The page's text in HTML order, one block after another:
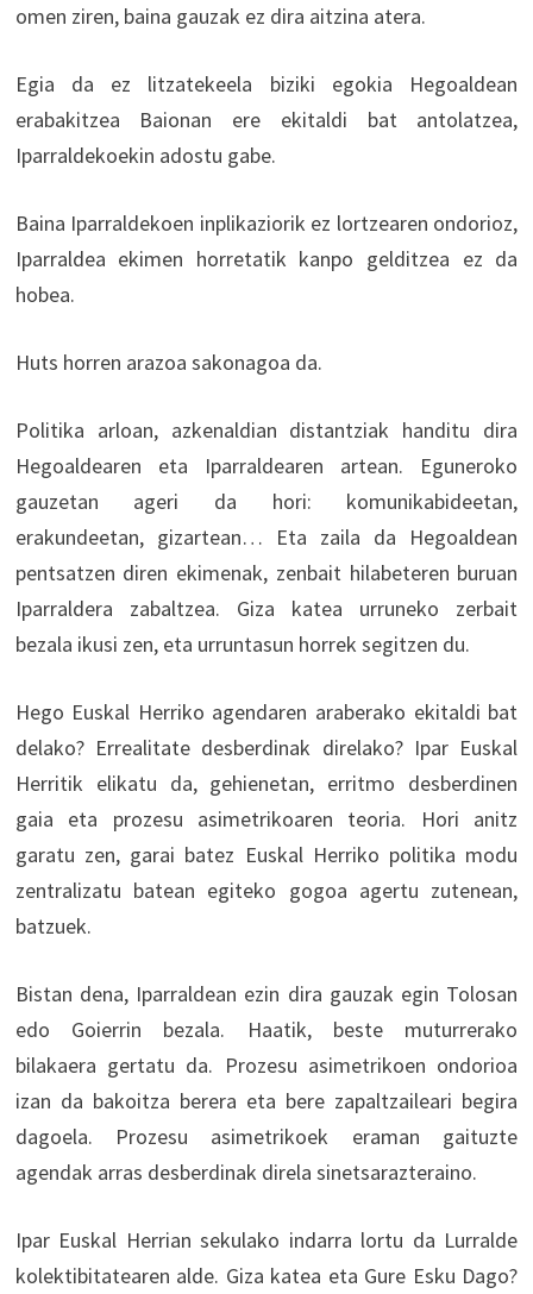
omen ziren, baina gauzak ez dira aitzina atera.
Egia da ez litzatekeela biziki egokia Hegoaldean
erabakitzea Baionan ere ekitaldi bat antolatzea,
Iparraldekoekin adostu gabe.
Baina Iparraldekoen inplikaziorik ez lortzearen ondorioz,
Iparraldea ekimen horretatik kanpo gelditzea ez da
hobea.
Huts horren arazoa sakonagoa da.
Politika arloan, azkenaldian distantziak handitu dira
Hegoaldearen eta Iparraldearen artean. Eguneroko
gauzetan ageri da hori: komunikabideetan,
erakundeetan, gizartean… Eta zaila da Hegoaldean
pentsatzen diren ekimenak, zenbait hilabeteren buruan
Iparraldera zabaltzea. Giza katea urruneko zerbait
bezala ikusi zen, eta urruntasun horrek segitzen du.
Hego Euskal Herriko agendaren araberako ekitaldi bat
delako? Errealitate desberdinak direlako? Ipar Euskal
Herritik elikatu da, gehienetan, erritmo desberdinen
gaia eta prozesu asimetrikoaren teoria. Hori anitz
garatu zen, garai batez Euskal Herriko politika modu
zentralizatu batean egiteko gogoa agertu zutenean,
batzuek.
Bistan dena, Iparraldean ezin dira gauzak egin Tolosan
edo Goierrin bezala. Haatik, beste muturrerako
bilakaera gertatu da. Prozesu asimetrikoen ondorioa
izan da bakoitza berera eta bere zapaltzaileari begira
dagoela. Prozesu asimetrikoek eraman gaituzte
agendak arras desberdinak direla sinetsarazteraino.
Ipar Euskal Herrian sekulako indarra lortu da Lurralde
kolektibitatearen alde. Giza katea eta Gure Esku Dago?